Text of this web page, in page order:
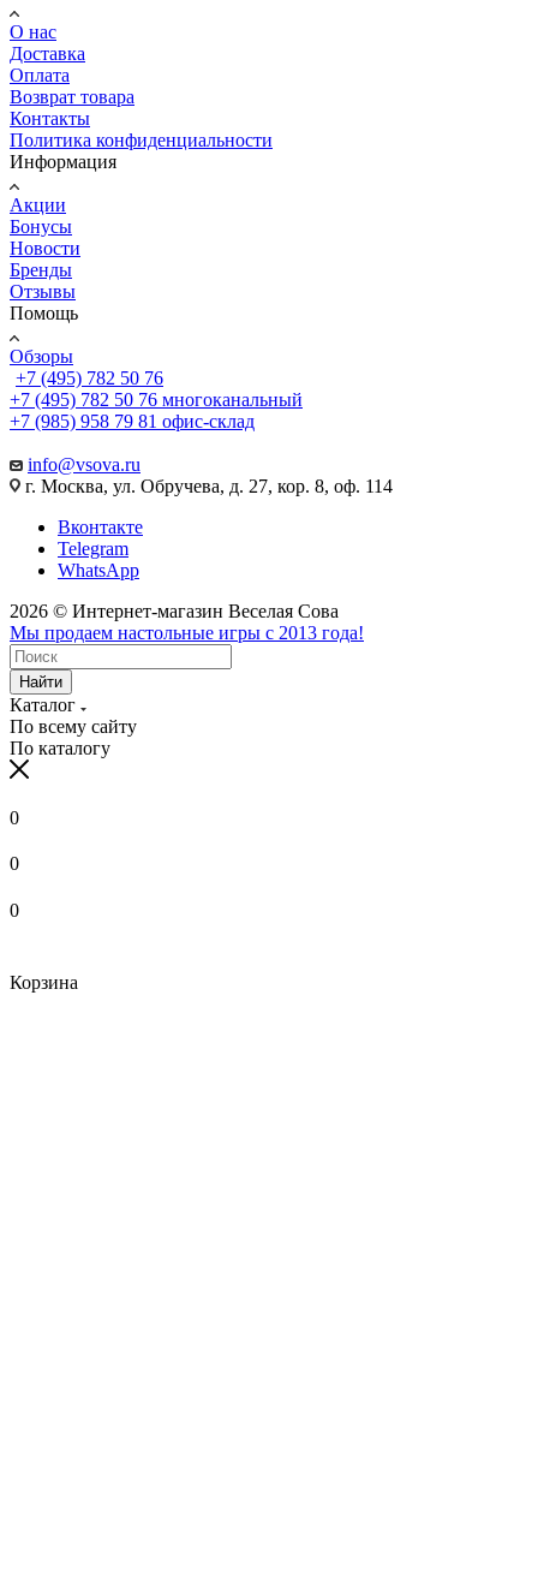
О нас
Доставка
Оплата
Возврат товара
Контакты
Политика конфиденциальности
Информация
Акции
Бонусы
Новости
Бренды
Отзывы
Помощь
Обзоры
+7 (495) 782 50 76
+7 (495) 782 50 76 многоканальный
+7 (985) 958 79 81 офис-склад
info@vsova.ru
г. Москва, ул. Обручева, д. 27, кор. 8, оф. 114
Вконтакте
Telegram
WhatsApp
2026 © Интернет-магазин Веселая Сова
Мы продаем настольные игры с 2013 года!
Найти
Каталог
По всему сайту
По каталогу
0
0
0
Корзина